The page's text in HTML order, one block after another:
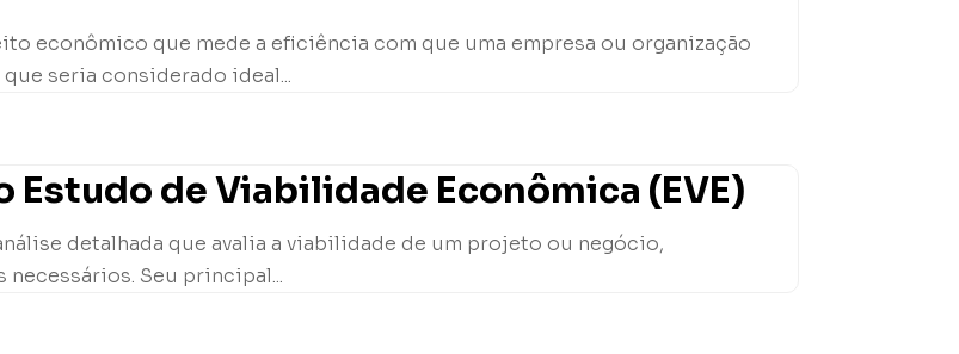
econômico que mede a eficiência com que uma empresa ou organização
seria considerado ideal...
Estudo de Viabilidade Econômica (EVE)
detalhada que avalia a viabilidade de um projeto ou negócio,
Seu principal...